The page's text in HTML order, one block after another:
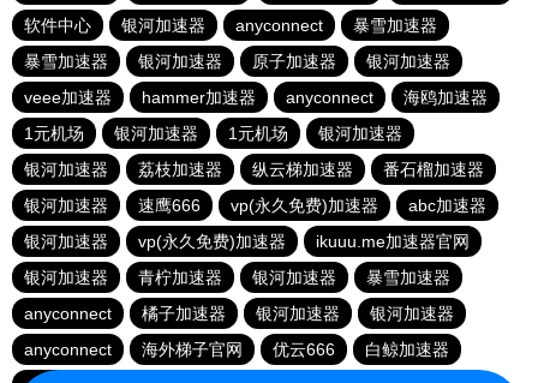
软件中心
银河加速器 anyconnect
暴雪加速器
暴雪加速器
银河加速器 原子加速器
银河加速器
veee加速器
hammer加速器 anyconnect
海鸥加速器
1元机场
银河加速器 1元机场
银河加速器
银河加速器
荔枝加速器 纵云梯加速器
番石榴加速器
银河加速器
速鹰666 vp(永久免费)加速器
abc加速器
银河加速器
vp(永久免费)加速器
ikuuu.me加速器官网
银河加速器
青柠加速器 银河加速器
暴雪加速器
anyconnect
橘子加速器 银河加速器
银河加速器
anyconnect
海外梯子官网 优云666
白鲸加速器